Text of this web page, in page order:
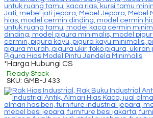
Pigura Hias Model Pintu Jendela Minimalis
*Harga Hubungi CS
Ready Stock
SKU: GMB-J 433